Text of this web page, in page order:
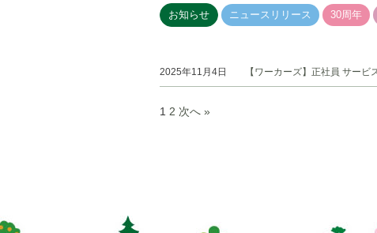
お知らせ ニュースリリース 30周年
2025年11月4日 【ワーカーズ】正社員 サー
1 2 次へ »